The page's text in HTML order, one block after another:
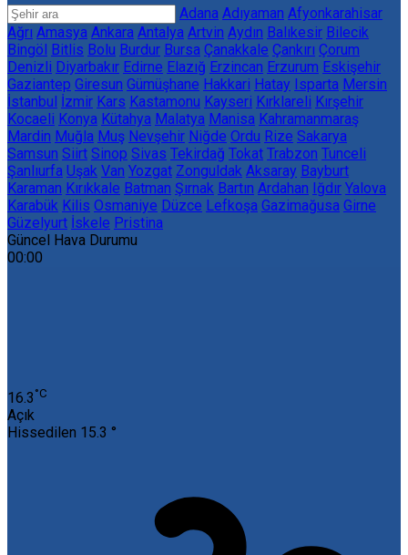
Adana Adıyaman Afyonkarahisar
Ağrı Amasya Ankara Antalya Artvin Aydın Balıkesir Bilecik
Bingöl Bitlis Bolu Burdur Bursa Çanakkale Çankırı Çorum
Denizli Diyarbakır Edirne Elazığ Erzincan Erzurum Eskişehir
Gaziantep Giresun Gümüşhane Hakkari Hatay Isparta Mersin
İstanbul İzmir Kars Kastamonu Kayseri Kırklareli Kırşehir
Kocaeli Konya Kütahya Malatya Manisa Kahramanmaraş
Mardin Muğla Muş Nevşehir Niğde Ordu Rize Sakarya
Samsun Siirt Sinop Sivas Tekirdağ Tokat Trabzon Tunceli
Şanlıurfa Uşak Van Yozgat Zonguldak Aksaray Bayburt
Karaman Kırıkkale Batman Şırnak Bartın Ardahan Iğdır Yalova
Karabük Kilis Osmaniye Düzce Lefkoşa Gazimağusa Girne
Güzelyurt İskele Pristina
Güncel Hava Durumu
00:00
16.3 ‎°C
Açık
Hissedilen 15.3 °